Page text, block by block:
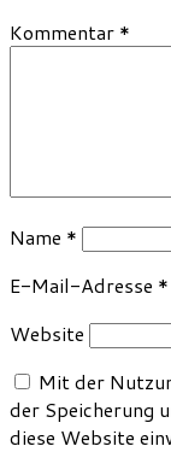
Kommentar *
Name *
E-Mail-Adresse *
Website
Mit der
der Speicherung
diese Website